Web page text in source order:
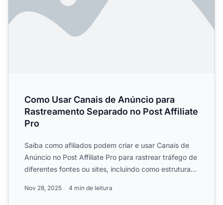
Como Usar Canais de Anúncio para
Rastreamento Separado no Post Affiliate
Pro
Saiba como afiliados podem criar e usar Canais de
Anúncio no Post Affiliate Pro para rastrear tráfego de
diferentes fontes ou sites, incluindo como estruturar
Nov 28, 2025 4 min de leitura